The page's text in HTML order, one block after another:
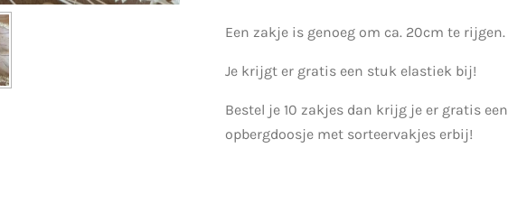
Een zakje is genoeg om ca. 20cm te rijgen.
Je krijgt er gratis een stuk elastiek bij!
Bestel je 10 zakjes dan krijg je er gratis een
opbergdoosje met sorteervakjes erbij!